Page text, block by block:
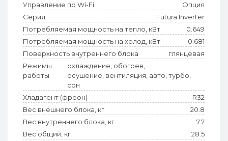
Управление по Wi-Fi
Опция
Серия
Futura Inverter
Потребляемая мощность на тепло, кВт
0.649
Потребляемая мощность на холод, кВт
0.681
Поверхность внутреннего блока
глянцевая
Режимы
работы
охлаждение, обогрев,
осушение, вентиляция, авто, турбо,
сон
Хладагент (фреон)
R32
Вес внешнего блока, кг
20.8
Вес внутреннего блока, кг
7.7
Вес общий, кг
28.5